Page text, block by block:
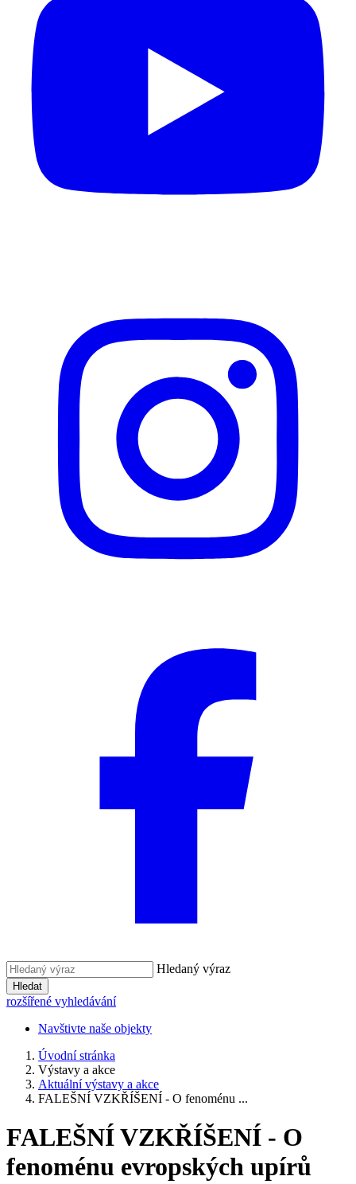
Hledaný výraz
Hledat
rozšířené vyhledávání
Navštivte naše objekty
Úvodní stránka
Výstavy a akce
Aktuální výstavy a akce
FALEŠNÍ VZKŘÍŠENÍ - O fenoménu ...
FALEŠNÍ VZKŘÍŠENÍ - O
fenoménu evropských upírů